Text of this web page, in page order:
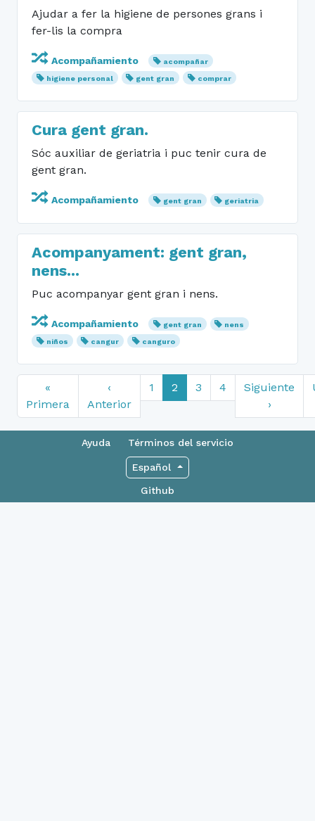
Ajudar a fer la higiene de persones grans i
fer-lis la compra
Acompañamiento
acompañar
higiene personal
gent gran comprar
Cura gent gran.
Sóc auxiliar de geriatria i puc tenir cura de
gent gran.
Acompañamiento gent gran geriatria
Acompanyament: gent gran,
nens...
Puc acompanyar gent gran i nens.
Acompañamiento gent gran
nens
niños
cangur canguro
«
Primera
‹
Anterior
1 2 3 4
Siguiente
›
Ayuda Términos del servicio
Español
Github